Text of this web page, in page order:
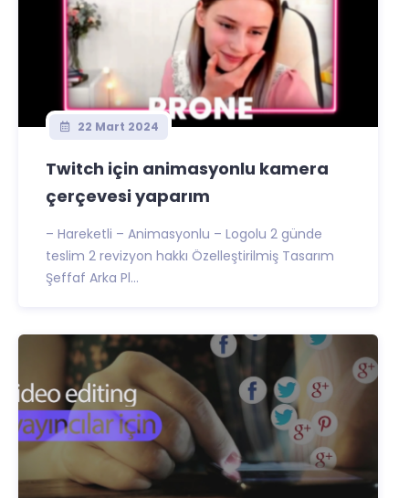
22 Mart 2024
Twitch için animasyonlu kamera
çerçevesi yaparım
– Hareketli – Animasyonlu – Logolu 2 günde
teslim 2 revizyon hakkı Özelleştirilmiş Tasarım
Şeffaf Arka Pl...